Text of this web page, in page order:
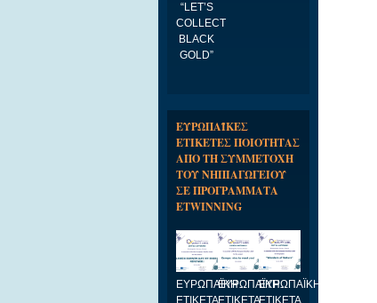
“LET’S
COLLECT
BLACK
GOLD”
ΕΥΡΩΠΑΪΚΕΣ
ΕΤΙΚΕΤΕΣ ΠΟΙΟΤΗΤΑΣ
ΑΠΟ ΤΗ ΣΥΜΜΕΤΟΧΗ
ΤΟΥ ΝΗΠΙΑΓΩΓΕΙΟΥ
ΣΕ ΠΡΟΓΡΑΜΜΑΤΑ
ETWINNING
ΕΥΡΩΠΑΪΚΗ
ΕΤΙΚΕΤΑ
ΕΥΡΩΠΑΪΚΗ
ΕΤΙΚΕΤΑ
ΕΥΡΩΠΑΪΚΗ
ΕΤΙΚΕΤΑ